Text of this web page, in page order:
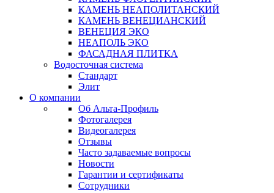
КАМЕНЬ НЕАПОЛИТАНСКИЙ
КАМЕНЬ ВЕНЕЦИАНСКИЙ
ВЕНЕЦИЯ ЭКО
НЕАПОЛЬ ЭКО
ФАСАДНАЯ ПЛИТКА
Водосточная система
Стандарт
Элит
О компании
Об Альта-Профиль
Фотогалерея
Видеогалерея
Отзывы
Часто задаваемые вопросы
Новости
Гарантии и сертификаты
Сотрудники